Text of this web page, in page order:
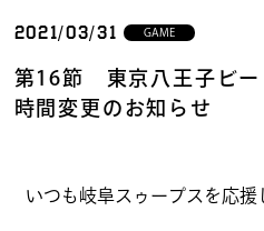
2021/03/31 GAME
第16節 東京八王子ビー
時間変更のお知らせ
いつも岐阜スゥープスを応援